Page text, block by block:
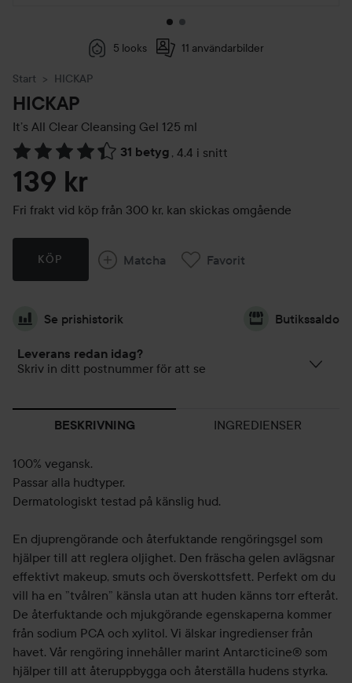
5 looks 11 användarbilder
Start HICKAP
HICKAP
It’s All Clear Cleansing Gel 125 ml
31 betyg , 4.4 i snitt
Hoppa till Betyg & kommentarer
139 kr
Fri frakt vid köp från 300 kr, kan skickas omgående
KÖP Matcha Favorit
Se prishistorik Butikssaldo
Leverans redan idag?
Skriv in ditt postnummer för att se
BESKRIVNING INGREDIENSER
100% vegansk.
Passar alla hudtyper.
Dermatologiskt testad på känslig hud.
En djuprengörande och återfuktande rengöringsgel som
hjälper till att reglera oljighet. Den fräscha gelen avlägsnar
effektivt makeup, smuts och överskottsfett. Perfekt om du
vill ha en ”tvålren” känsla utan att huden känns torr efteråt.
De återfuktande och mjukgörande egenskaperna kommer
från sodium PCA och xylitol. Vi älskar ingredienser från
havet. Vår rengöring innehåller marint Antarcticine® som
hjälper till att återuppbygga och återställa hudens styrka.